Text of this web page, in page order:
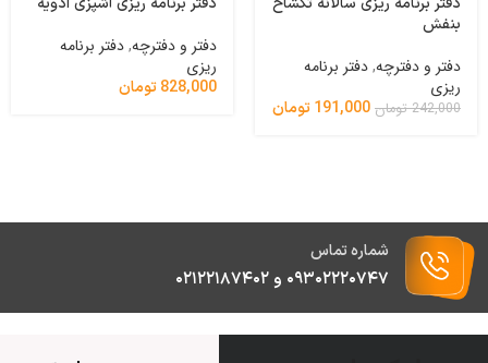
بنفش
دفتر و دفترچه,دفتر برنامه
ریزی
242,000 تومان 191,000تومان
دفتر و دفترچه,دفتر برنامه
ریزی
828,000تومان
شماره تماس
۰۹۳۰۲۲۲۰۷۴۷ و ۰۲۱۲۲۱۸۷۴۰۲